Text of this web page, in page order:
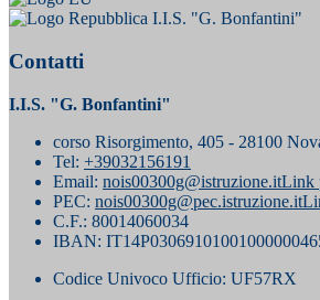
I.I.S. "G. Bonfantini"
Contatti
I.I.S. "G. Bonfantini"
corso Risorgimento, 405 - 28100
Tel: +39032156191
Email: nois00300g@istruzione.itLink
PEC: nois00300g@pec.istruzione.it
C.F.: 80014060034
IBAN:
Codice Univoco Ufficio: UF57RX